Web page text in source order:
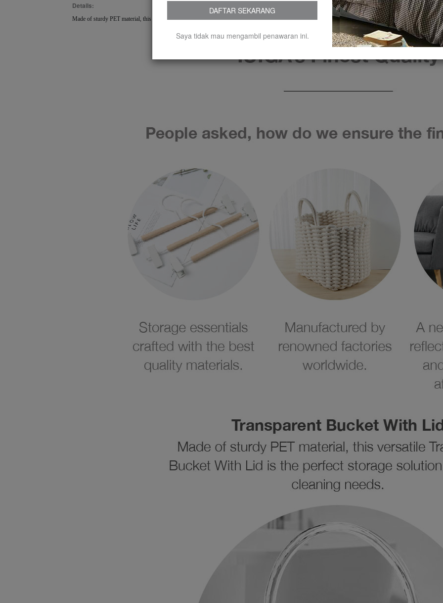
DAFTAR SEKARANG
Saya tidak mau mengambil penawaran ini.
Details:
Made of sturdy PET material, this versatile Transparent Bucket With Lid is the perfect storage solution for all your cleaning needs.